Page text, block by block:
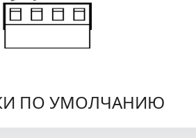
ПО УМОЛЧАНИЮ